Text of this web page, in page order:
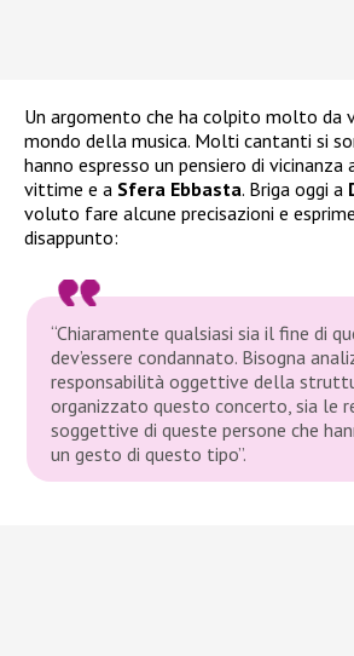
Un argomento che ha colpito molto da
mondo della musica. Molti cantanti si
hanno espresso un pensiero di
vittime e a Sfera Ebbasta. Briga oggi a
voluto fare alcune precisazioni e
disappunto:
“Chiaramente qualsiasi sia il fine di
dev’essere condannato. Bisogna
responsabilità oggettive della
organizzato questo concerto, sia le
soggettive di queste persone che
un gesto di questo tipo”.